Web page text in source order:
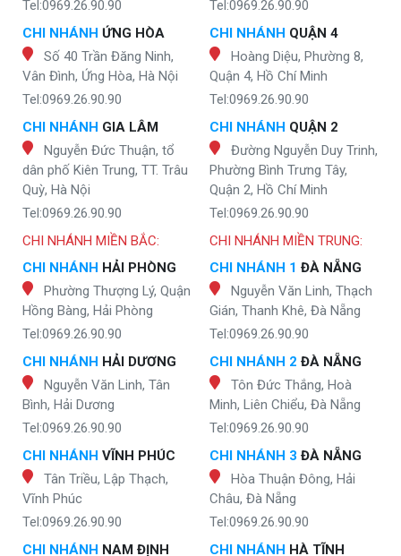
Tel:0969.26.90.90
CHI NHÁNH ỨNG HÒA
Số 40 Trần Đăng Ninh,
Vân Đình, Ứng Hòa, Hà Nội
Tel:0969.26.90.90
CHI NHÁNH GIA LÂM
Nguyễn Đức Thuận, tổ
dân phố Kiên Trung, TT. Trâu
Quỳ, Hà Nội
Tel:0969.26.90.90
Tel:0969.26.90.90
CHI NHÁNH QUẬN 4
Hoàng Diệu, Phường 8,
Quận 4, Hồ Chí Minh
Tel:0969.26.90.90
CHI NHÁNH QUẬN 2
Đường Nguyễn Duy Trinh,
Phường Bình Trưng Tây,
Quận 2, Hồ Chí Minh
Tel:0969.26.90.90
CHI NHÁNH MIỀN BẮC:
CHI NHÁNH HẢI PHÒNG
Phường Thượng Lý, Quận
Hồng Bàng, Hải Phòng
Tel:0969.26.90.90
CHI NHÁNH HẢI DƯƠNG
Nguyễn Văn Linh, Tân
Bình, Hải Dương
Tel:0969.26.90.90
CHI NHÁNH VĨNH PHÚC
Tân Triều, Lập Thạch,
Vĩnh Phúc
Tel:0969.26.90.90
CHI NHÁNH NAM ĐỊNH
CHI NHÁNH MIỀN TRUNG:
CHI NHÁNH 1 ĐÀ NẴNG
Nguyễn Văn Linh, Thạch
Gián, Thanh Khê, Đà Nẵng
Tel:0969.26.90.90
CHI NHÁNH 2 ĐÀ NẴNG
Tôn Đức Thắng, Hoà
Minh, Liên Chiểu, Đà Nẵng
Tel:0969.26.90.90
CHI NHÁNH 3 ĐÀ NẴNG
Hòa Thuận Đông, Hải
Châu, Đà Nẵng
Tel:0969.26.90.90
CHI NHÁNH HÀ TĨNH